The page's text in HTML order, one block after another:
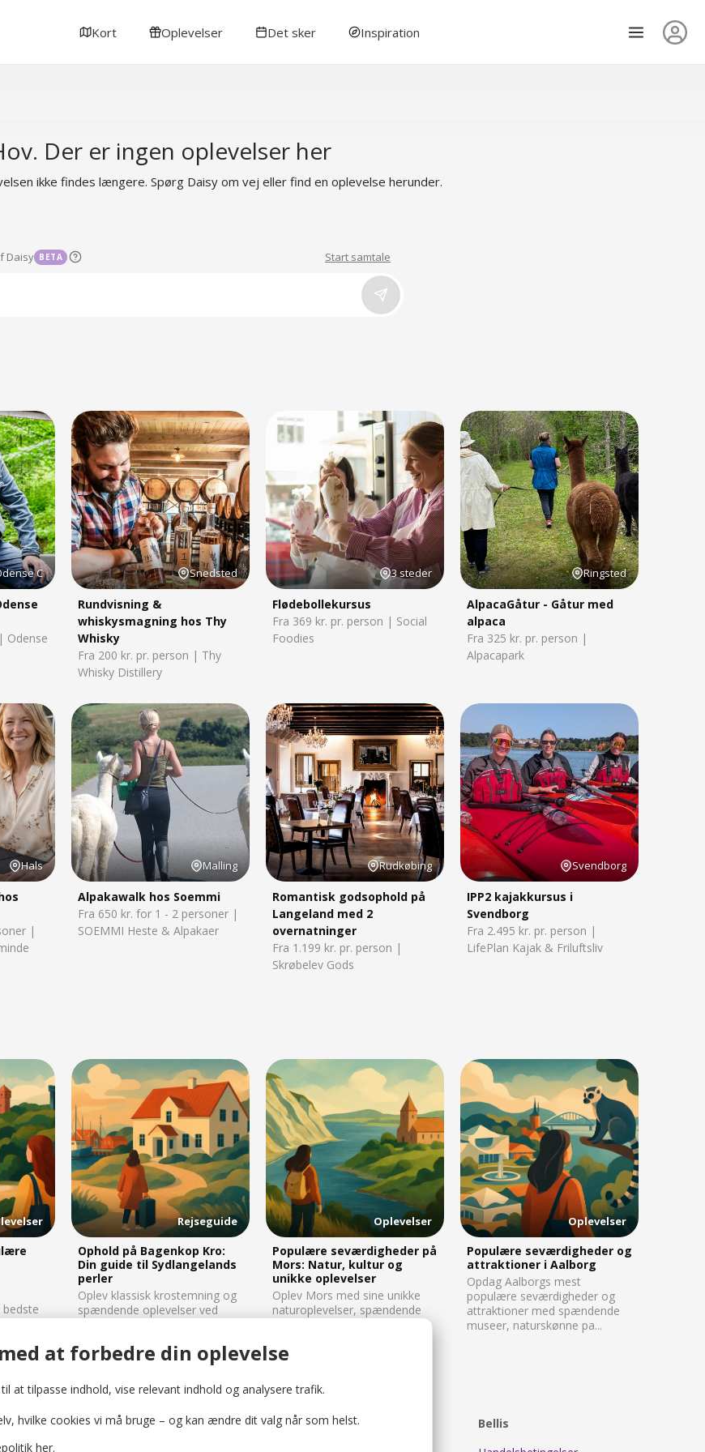
Kort Oplevelser Det sker Inspiration
Der er ingen oplevelser her
ikke findes længere. Spørg Daisy om vej eller find en oplevelse herunder.
Daisy BETA Start samtale
C
Odense
Snedsted
Rundvisning &
whiskysmagning hos Thy
Whisky
Fra 200 kr. pr. person | Thy
Whisky Distillery
3 steder
Flødebollekursus
Fra 369 kr. pr. person | Social
Foodies
Ringsted
AlpacaGåtur - Gåtur med
alpaca
Fra 325 kr. pr. person |
Alpacapark
Hals
|
Malling
Alpakawalk hos Soemmi
Fra 650 kr. for 1 - 2 personer |
SOEMMI Heste & Alpakaer
Rudkøbing
Romantisk godsophold på
Langeland med 2
overnatninger
Fra 1.199 kr. pr. person |
Skrøbelev Gods
Svendborg
IPP2 kajakkursus i
Svendborg
Fra 2.495 kr. pr. person |
LifePlan Kajak & Friluftsliv
bedste
til
Rejseguide
Ophold på Bagenkop Kro:
Din guide til Sydlangelands
perler
Oplev klassisk krostemning og
spændende oplevelser ved
Oplevelser
Populære seværdigheder på
Mors: Natur, kultur og
unikke oplevelser
Oplev Mors med sine unikke
naturoplevelser, spændende
Oplevelser
Populære seværdigheder og
attraktioner i Aalborg
Opdag Aalborgs mest
populære seværdigheder og
attraktioner med spændende
museer, naturskønne pa...
Bellis
Sælg gavekort
at forbedre din oplevelse
at tilpasse indhold, vise relevant indhold og analysere trafik.
hvilke cookies vi må bruge – og kan ændre dit valg når som helst.
her.